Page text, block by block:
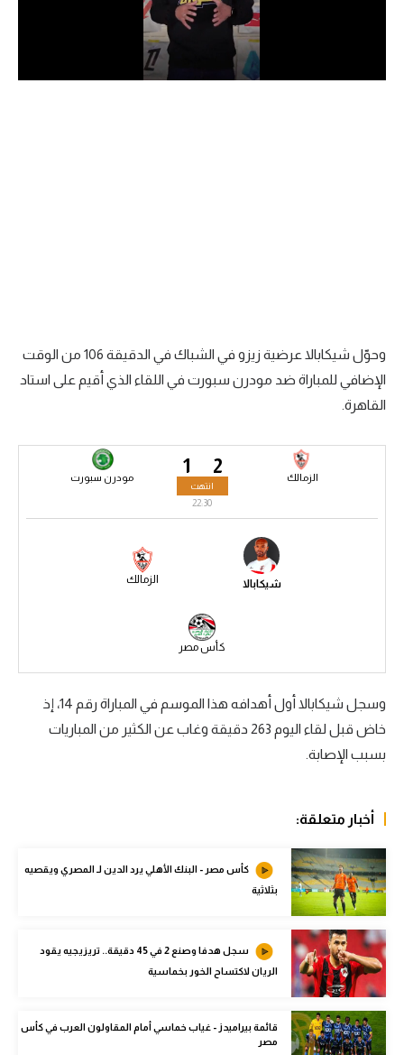
دوري أبطال إفريقيا
الدوري الإنجليزي
الدوري الإسباني
دوري أبطال أوروبا
كرة طائرة
الوطن العربي
رياضة نسائية
آسيا
أمريكا
أقسام خاصة
Gamers
ميركاتو
وحوّل شيكابالا عرضية زيزو في الشباك في الدقيقة 106 من الوقت
الإضافي للمباراة ضد مودرن سبورت في اللقاء الذي أقيم على استاد
القاهرة.
2 الزمالك 1 مودرن سبورت
انتهت
22:30
شيكابالا الزمالك
كأس مصر
وسجل شيكابالا أول أهدافه هذا الموسم في المباراة رقم 14، إذ
خاض قبل لقاء اليوم 263 دقيقة وغاب عن الكثير من المباريات
بسبب الإصابة.
أخبار متعلقة:
كأس مصر - البنك الأهلي يرد الدين لـ المصري ويقصيه
بثلاثية
سجل هدفا وصنع 2 في 45 دقيقة.. تريزيجيه يقود
الريان لاكتساح الخور بخماسية
قائمة بيراميدز - غياب خماسي أمام المقاولون العرب في كأس
مصر